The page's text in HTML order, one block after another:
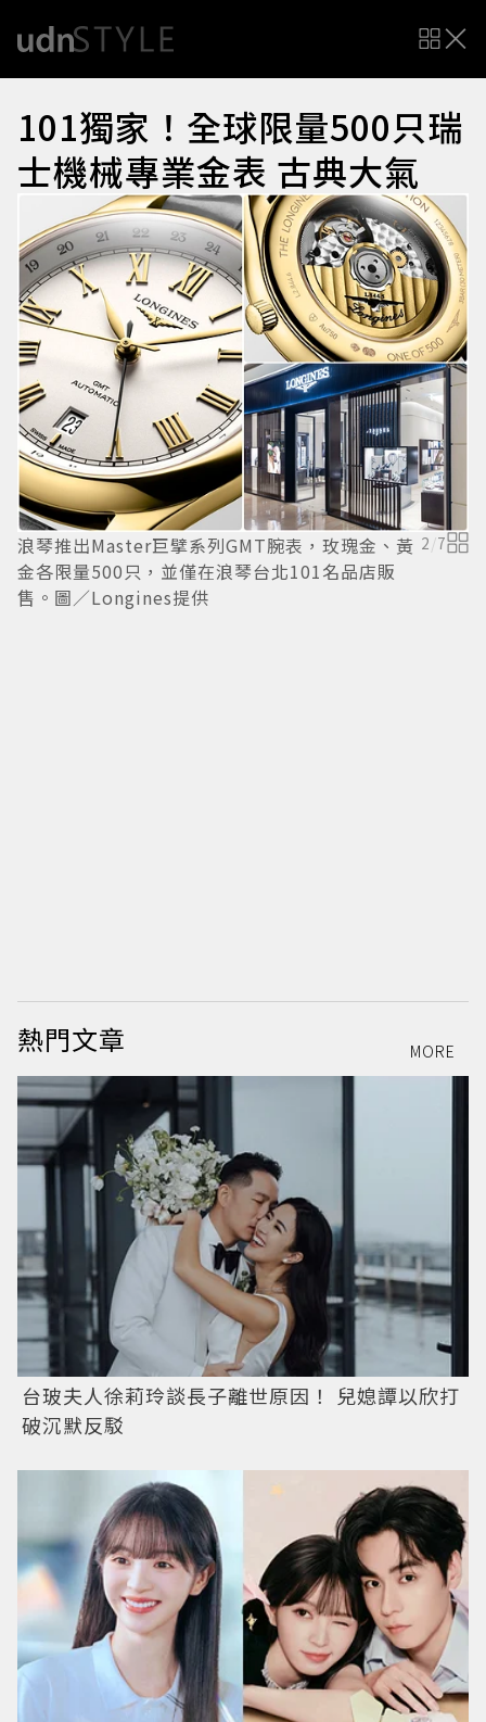
101獨家！全球限量500只瑞
士機械專業金表 古典大氣
浪琴推出Master巨擘系列GMT腕表，玫瑰金、黃
金各限量500只，並僅在浪琴台北101名品店販
售。圖／Longines提供
2/7
熱門文章 MORE
台玻夫人徐莉玲談長子離世原因！ 兒媳譚以欣打
破沉默反駁